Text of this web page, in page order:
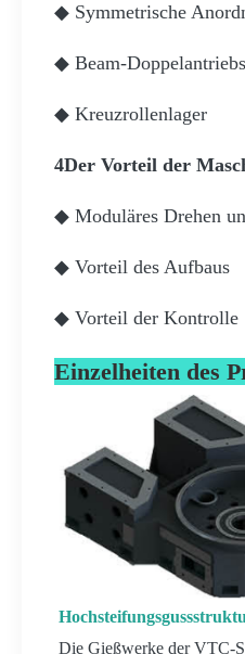
◆ Symmetrische
◆ Beam-
◆ Kreuzrollenlager
4Der Vorteil der
◆ Moduläres Drehen
◆ Vorteil des Aufbaus
◆ Vorteil der Kontrolle
Einzelheiten des
Die Gießwerke der VTC-